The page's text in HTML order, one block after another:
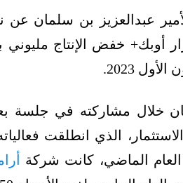
عبدالعزيز بن سلمان عن
أوبك+ خفض الإنتاج
2023.
خلال مشاركته في جلسة
الذي انطلقت
الماضي، كانت شركة